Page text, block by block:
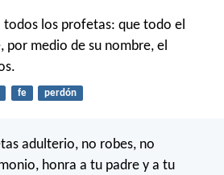
todos los profetas: que todo el
por medio de su nombre, el
fe perdón
adulterio, no robes, no
honra a tu padre y a tu